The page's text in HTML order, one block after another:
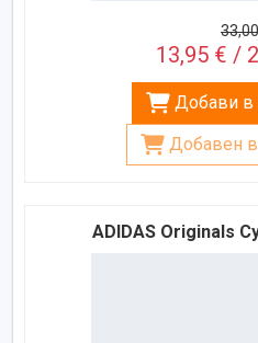
13,95 € /
Добави в
Добавен
ADIDAS Originals